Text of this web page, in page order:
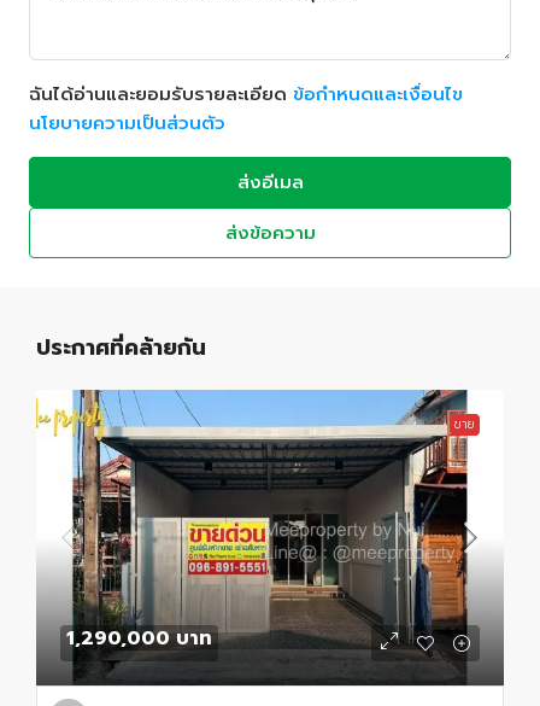
ฉันได้อ่านและยอมรับรายละเอียด ข้อกำหนดและเงื่อนไข
นโยบายความเป็นส่วนตัว
ส่งอีเมล
ส่งข้อความ
ประกาศที่คล้ายกัน
ขาย
1,290,000 บาท